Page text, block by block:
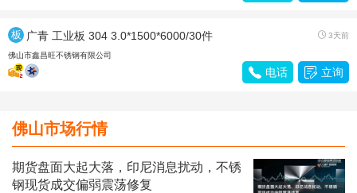
板
材
广青 工业板 304 3.0*1500*6000/30件  3天前
佛山市鑫昌旺不锈钢有限公司
 电话  立询
佛山市场行情
期货盘面大起大落，印尼消息扰动，不锈
钢现货成交偏弱震荡修复